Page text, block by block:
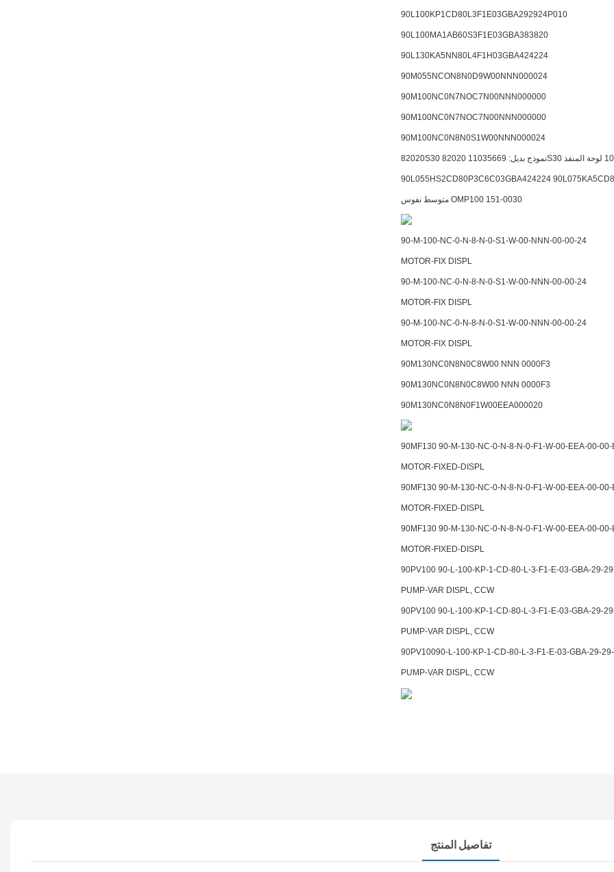
90L100KP1CD80L3F1E03GBA292924P010
90L100MA1AB60S3F1E03GBA383820
90L130KA5NN80L4F1H03GBA424224
90M055NCON8N0D9W00NNN000024
90M100NC0N7NOC7N00NNN000000
90M100NC0N7NOC7N00NNN000000
90M100NC0N8N0S1W00NNN000024
82020S30 نموذج بديل: 11035669 82020S30 نموذج بديل: 11035669 طقم تصليح؟ 8800485-2000 8800485-2400 90-100 لوحة المنفذ
متوسط ​​نفوس OMP100 151-0030
90-M-100-NC-0-N-8-N-0-S1-W-00-NNN-00-00-24
MOTOR-FIX DISPL
90-M-100-NC-0-N-8-N-0-S1-W-00-NNN-00-00-24
MOTOR-FIX DISPL
90-M-100-NC-0-N-8-N-0-S1-W-00-NNN-00-00-24
MOTOR-FIX DISPL
90M130NC0N8N0C8W00 NNN 0000F3
90M130NC0N8N0C8W00 NNN 0000F3
90M130NC0N8N0F1W00EEA000020
90MF130 90-M-130-NC-0-N-8-N-0-F1-W-00-EEA-00-00-
MOTOR-FIXED-DISPL
90MF130 90-M-130-NC-0-N-8-N-0-F1-W-00-EEA-00-00-
MOTOR-FIXED-DISPL
90MF130 90-M-130-NC-0-N-8-N-0-F1-W-00-EEA-00-00-
MOTOR-FIXED-DISPL
90PV100 90-L-100-KP-1-CD-80-L-3-F1-E-03-GBA-29-
PUMP-VAR DISPL, CCW
90PV100 90-L-100-KP-1-CD-80-L-3-F1-E-03-GBA-29-
PUMP-VAR DISPL, CCW
90PV10090-L-100-KP-1-CD-80-L-3-F1-E-03-GBA-29-
PUMP-VAR DISPL, CCW
تفاصيل المنتج